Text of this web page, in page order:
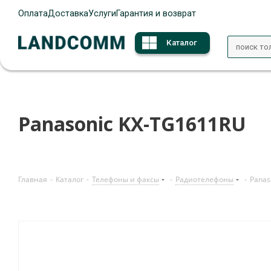
ОплатаДоставкаУслугиГарантия и возврат
Каталог
Panasonic KX-TG1611RU
Главная - Каталог - Телефоны и факсы - Радиотелефоны -